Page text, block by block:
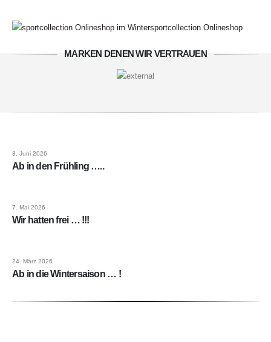
sportcollection Onlineshop
MARKEN DENEN WIR VERTRAUEN
3. Juni 2026
Ab in den Frühling …..
7. Mai 2026
Wir hatten frei … !!!
24. März 2026
Ab in die Wintersaison … !